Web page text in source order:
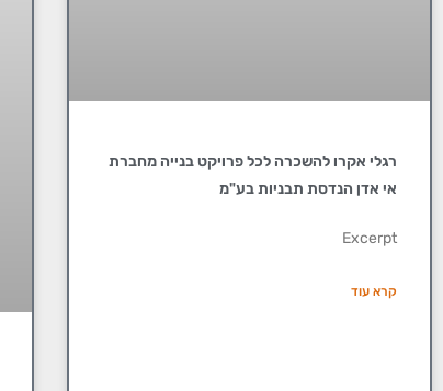
רגלי אקרו להשכרה לכל פרויקט בנייה מחברת
אי אדן הנדסת תבניות בע"מ
Excerpt
קרא עוד